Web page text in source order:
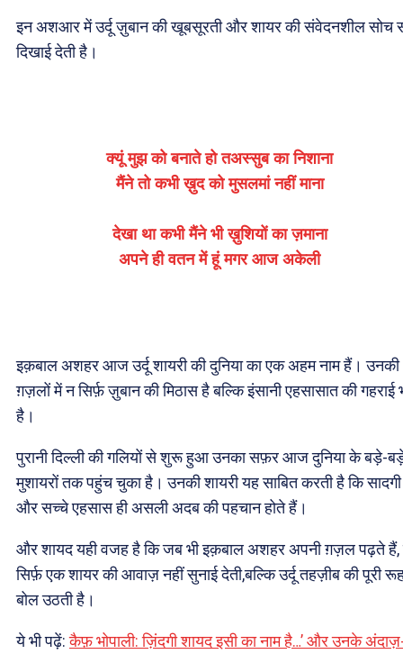
इन अशआर में उर्दू ज़ुबान की खूबसूरती और शायर की संवेदनशील सोच
दिखाई देती है।
क्यूं मुझ को बनाते हो तअस्सुब का निशाना
मैंने तो कभी ख़ुद को मुसलमां नहीं माना
देखा था कभी मैंने भी ख़ुशियों का ज़माना
अपने ही वतन में हूं मगर आज अकेली
इक़बाल अशहर आज उर्दू शायरी की दुनिया का एक अहम नाम हैं। उनकी
ग़ज़लों में न सिर्फ़ ज़ुबान की मिठास है बल्कि इंसानी एहसासात की गहराई
है।
पुरानी दिल्ली की गलियों से शुरू हुआ उनका सफ़र आज दुनिया के बड़े-
मुशायरों तक पहुंच चुका है। उनकी शायरी यह साबित करती है कि सादगी
और सच्चे एहसास ही असली अदब की पहचान होते हैं।
और शायद यही वजह है कि जब भी इक़बाल अशहर अपनी ग़ज़ल पढ़ते हैं,
सिर्फ़ एक शायर की आवाज़ नहीं सुनाई देती,बल्कि उर्दू तहज़ीब की पूरी
बोल उठती है।
ये भी पढ़ें:कैफ़ भोपाली: ज़िंदगी शायद इसी का नाम है…’ और उनके